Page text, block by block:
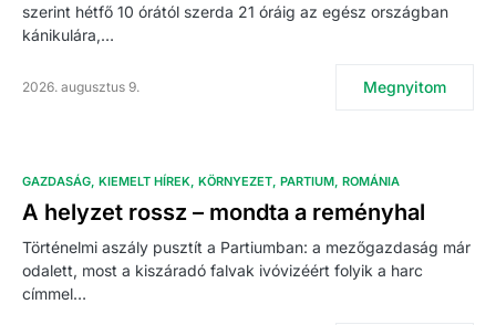
szerint hétfő 10 órától szerda 21 óráig az egész országban
kánikulára,…
2026. augusztus 9. Megnyitom
GAZDASÁG KIEMELT HÍREK KÖRNYEZET PARTIUM ROMÁNIA
A helyzet rossz – mondta a reményhal
Történelmi aszály pusztít a Partiumban: a mezőgazdaság már
odalett, most a kiszáradó falvak ivóvizéért folyik a harc
címmel…